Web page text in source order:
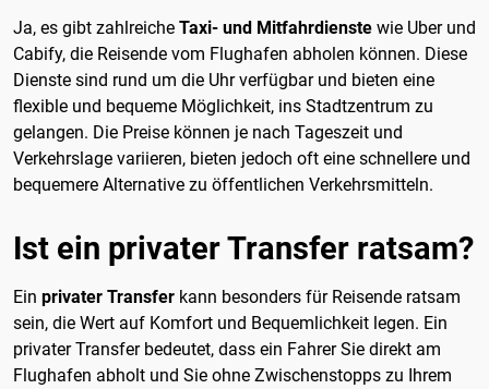
Ja, es gibt zahlreiche Taxi- und Mitfahrdienste wie Uber und
Cabify, die Reisende vom Flughafen abholen können. Diese
Dienste sind rund um die Uhr verfügbar und bieten eine
flexible und bequeme Möglichkeit, ins Stadtzentrum zu
gelangen. Die Preise können je nach Tageszeit und
Verkehrslage variieren, bieten jedoch oft eine schnellere und
bequemere Alternative zu öffentlichen Verkehrsmitteln.
Ist ein privater Transfer ratsam?
Ein privater Transfer kann besonders für Reisende ratsam
sein, die Wert auf Komfort und Bequemlichkeit legen. Ein
privater Transfer bedeutet, dass ein Fahrer Sie direkt am
Flughafen abholt und Sie ohne Zwischenstopps zu Ihrem